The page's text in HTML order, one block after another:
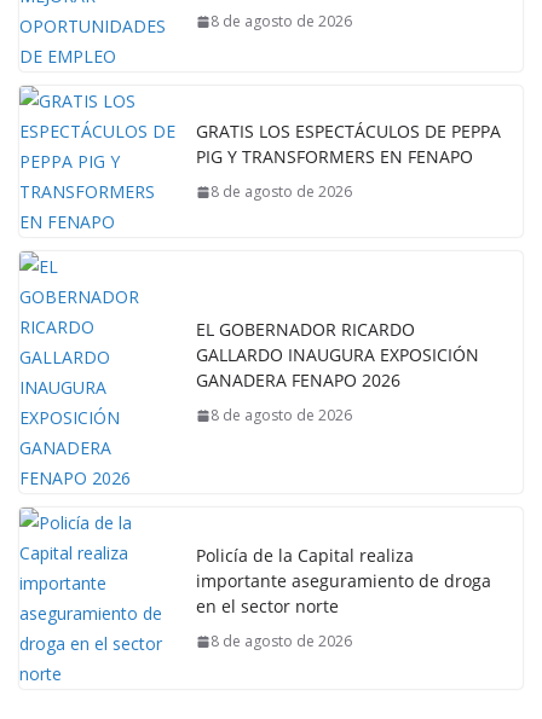
8 de agosto de 2026
GRATIS LOS ESPECTÁCULOS DE PEPPA
PIG Y TRANSFORMERS EN FENAPO
8 de agosto de 2026
EL GOBERNADOR RICARDO
GALLARDO INAUGURA EXPOSICIÓN
GANADERA FENAPO 2026
8 de agosto de 2026
Policía de la Capital realiza
importante aseguramiento de droga
en el sector norte
8 de agosto de 2026